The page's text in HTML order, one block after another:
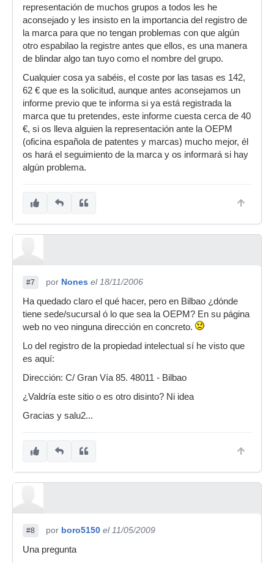
representación de muchos grupos a todos les he
aconsejado y les insisto en la importancia del registro de
la marca para que no tengan problemas con que algún
otro espabilao la registre antes que ellos, es una manera
de blindar algo tan tuyo como el nombre del grupo.
Cualquier cosa ya sabéis, el coste por las tasas es 142,
62 € que es la solicitud, aunque antes aconsejamos un
informe previo que te informa si ya está registrada la
marca que tu pretendes, este informe cuesta cerca de 40
€, si os lleva alguien la representación ante la OEPM
(oficina española de patentes y marcas) mucho mejor, él
os hará el seguimiento de la marca y os informará si hay
algún problema.
#7 por Nones el 18/11/2006
Ha quedado claro el qué hacer, pero en Bilbao ¿dónde
tiene sede/sucursal ó lo que sea la OEPM? En su página
web no veo ninguna dirección en concreto.
Lo del registro de la propiedad intelectual sí he visto que
es aquí:
Dirección: C/ Gran Vía 85. 48011 - Bilbao
¿Valdría este sitio o es otro disinto? Ni idea
Gracias y salu2...
#8 por boro5150 el 11/05/2009
Una pregunta